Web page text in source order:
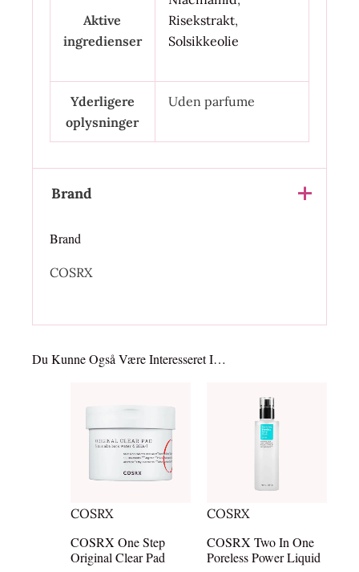
Aktive
ingredienser
Risekstrakt,
Solsikkeolie
Yderligere
oplysninger
Uden parfume
Brand
Brand
COSRX
Du Kunne Også Være Interesseret I…
COSRX
COSRX One Step
Original Clear Pad
COSRX
COSRX Two In One
Poreless Power Liquid